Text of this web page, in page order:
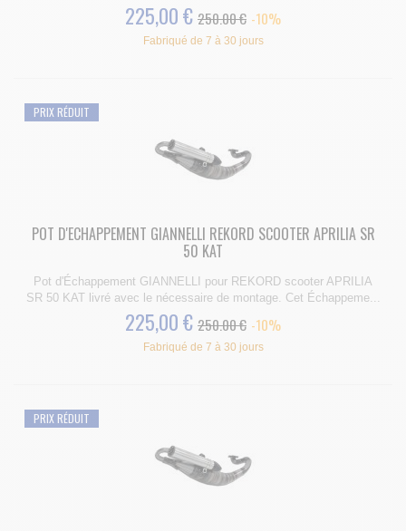
225,00 € 250.00 € -10%
Fabriqué de 7 à 30 jours
PRIX RÉDUIT
POT D'ECHAPPEMENT GIANNELLI REKORD SCOOTER APRILIA SR
50 KAT
Pot d'Échappement GIANNELLI pour REKORD scooter APRILIA
SR 50 KAT livré avec le nécessaire de montage. Cet Échappeme...
225,00 € 250.00 € -10%
Fabriqué de 7 à 30 jours
PRIX RÉDUIT